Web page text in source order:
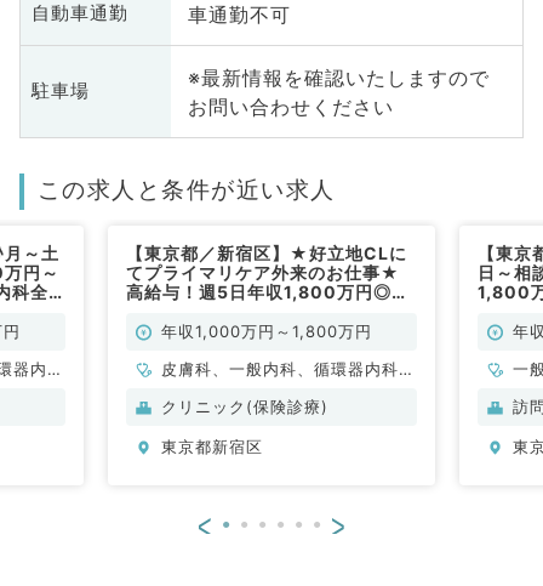
自動車通勤 車通勤不可
駐車場
※最新情報を確認いたしますので
お問い合わせください
この求人と条件が近い求人
～土
円～
科全
器内
【東京都／新宿区】★好立地CLに
てプライマリケア外来のお仕事★
高給与！週5日年収1,800万円◎週
膚科、一般内科／常勤）
年収1,000万円～1,800万円
皮膚科、一般内科、循環器内科、
呼吸器内科、消化器内科、内分
クリニック(保険診療)
東京都新宿区
【東
日～相
1,800
事で年
一
訪
東
< >